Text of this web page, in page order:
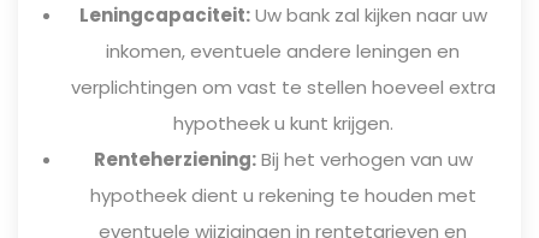
Leningcapaciteit:Uw bank zal kijken naar uw
inkomen, eventuele andere leningen en
verplichtingen om vast te stellen hoeveel extra
hypotheek u kunt krijgen.
Renteherziening:Bij het verhogen van uw
hypotheek dient u rekening te houden met
eventuele wijzigingen in rentetarieven en